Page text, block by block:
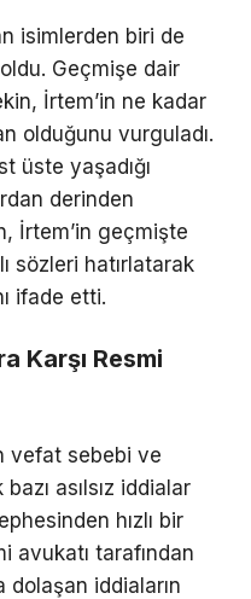
isimlerden biri de
Geçmişe dair
İrtem’in ne kadar
olduğunu vurguladı.
üste yaşadığı
derinden
İrtem’in geçmişte
sözleri hatırlatarak
ifade etti.
Karşı Resmi
vefat sebebi ve
asılsız iddialar
hızlı bir
avukatı tarafından
dolaşan iddiaların